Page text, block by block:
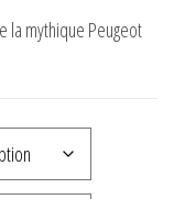
la mythique Peugeot